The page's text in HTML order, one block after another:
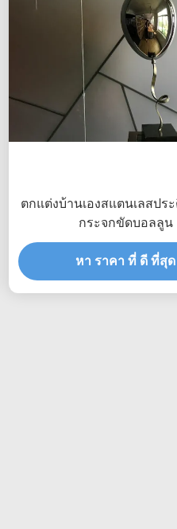
ตกแต่งบ้านเองสแตนเลสปร
กระจกขัดบอลลูน
หา ราคา ที่ ดี ที่สุด